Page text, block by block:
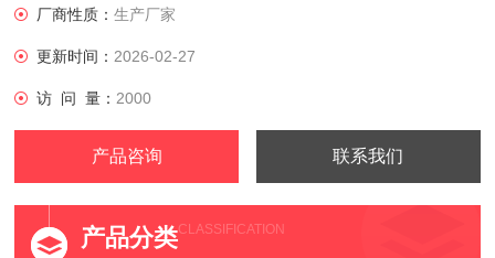
要差别在于上大下小的两排
厂商性质：生产厂家
更新时间： 2026-02-27
访 问 量： 2000
产品咨询 联系我们
产品分类CLASSIFICATION